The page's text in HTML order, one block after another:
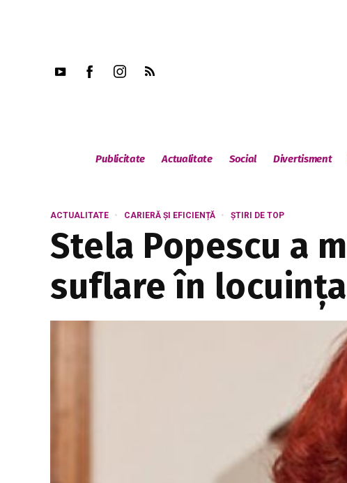
Publicitate Actualitate Social Divertisment
ACTUALITATE CARIERĂ ȘI EFICIENȚĂ ȘTIRI DE TOP
Stela Popescu a
suflare în